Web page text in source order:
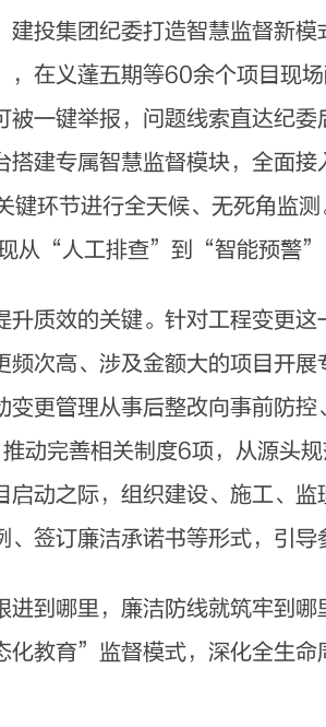
投集团纪委打造智慧监督新
在义蓬五期等60余个项目现
一键举报，问题线索直达纪
建专属智慧监督模块，全面
键环节进行全天候、无死角监
现从“人工排查”到“智能预警
质效的关键。针对工程变更这
次高、涉及金额大的项目开
变更管理从事后整改向事前防
动完善相关制度6项，从源头
动之际，组织建设、施工、
签订廉洁承诺书等形式，引导
哪里，廉洁防线就筑牢到哪
教育”监督模式，深化全生命